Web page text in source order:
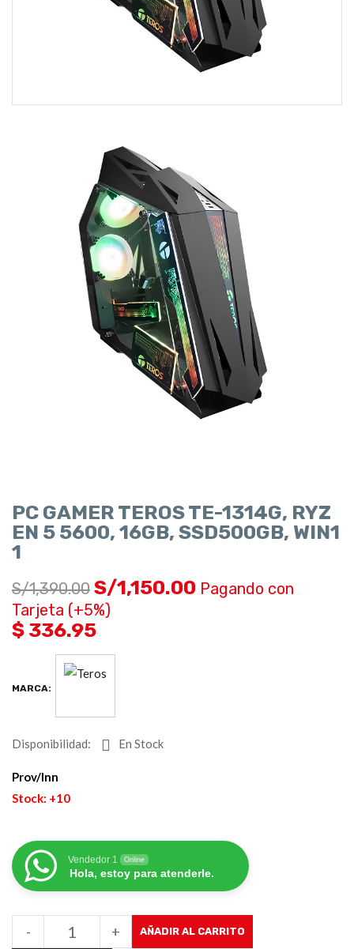
PC GAMER TEROS TE-1314G, RYZ
EN 5 5600, 16GB, SSD500GB, WIN1
1
S/1,390.00 S/1,150.00 Pagando con
Tarjeta (+5%)
$ 336.95
MARCA:
Disponibilidad: En Stock
Prov/Inn
Stock: +10
Vendedor 1 Online
Hola, estoy para atenderle.
+
- AÑADIR AL CARRITO